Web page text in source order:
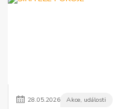
28.05.2026 Akce, události